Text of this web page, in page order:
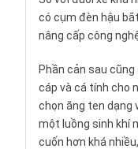
có cụm đèn hậu
nâng cấp công
Phần cản sau
cáp và cá tính cho
chọn ăng ten dạng
một luồng sinh khí
cuốn hơn khá